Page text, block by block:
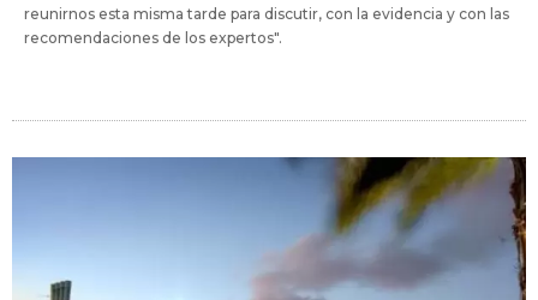
reunirnos esta misma tarde para discutir, con la evidencia y con las
recomendaciones de los expertos".